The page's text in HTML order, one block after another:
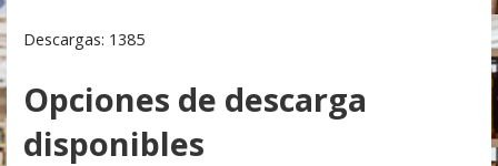
Descargas: 1385
Opciones de descarga
disponibles